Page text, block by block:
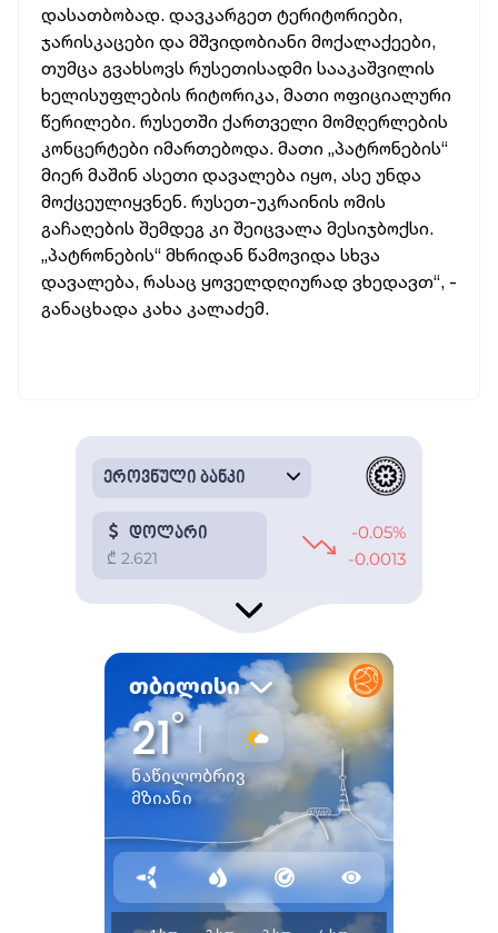
დასათბობად. დავკარგეთ ტერიტორიები,
ჯარისკაცები და მშვიდობიანი მოქალაქეები,
თუმცა გვახსოვს რუსეთისადმი სააკაშვილის
ხელისუფლების რიტორიკა, მათი ოფიციალური
წერილები. რუსეთში ქართველი მომღერლების
კონცერტები იმართებოდა. მათი „პატრონების“
მიერ მაშინ ასეთი დავალება იყო, ასე უნდა
მოქცეულიყვნენ. რუსეთ-უკრაინის ომის
გაჩაღების შემდეგ კი შეიცვალა მესიჯბოქსი.
„პატრონების“ მხრიდან წამოვიდა სხვა
დავალება, რასაც ყოველდღიურად ვხედავთ“, -
განაცხადა კახა კალაძემ.